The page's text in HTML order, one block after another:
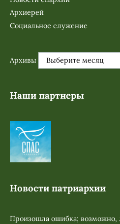
Архиерей
Социальное служение
Архивы
Наши партнеры
Новости патриархии
Произошла ошибка; возможно,